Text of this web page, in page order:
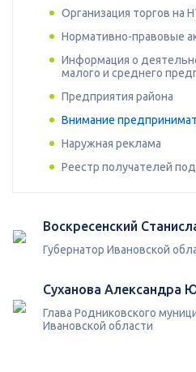
Организация торгов на
Нормативно-правовые
Информация о
малого и среднего
Предприятия района
Внимание
Наружная реклама
Реестр получателей
Воскресенский
Губернатор Ивановской
Суханова Александра
Глава Родниковского
Ивановской области